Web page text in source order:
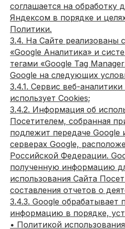
соглашается на обработку
Яндексом в порядке и
Политики.
3.4. На Сайте реализованы
«Google Аналитика» и
тегами «Google Tag
Google на следующих
3.4.1. Сервис веб-
использует Cookies;
3.4.2. Информация об
Посетителем, собранная
подлежит передаче Google
серверах Google,
Российской Федерации.
полученную информацию
использования Сайта
составления отчетов о
3.4.3. Google обрабатывает
информацию в порядке,
• Политикой